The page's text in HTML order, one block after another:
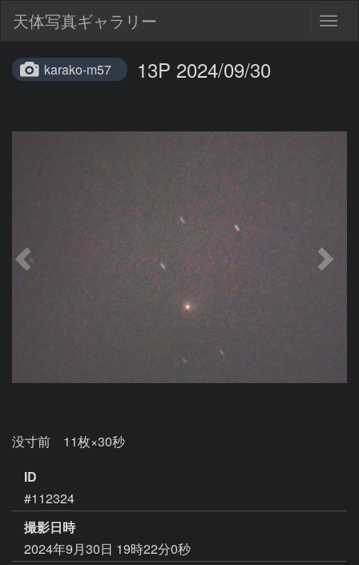
天体写真ギャラリー
karako-m57 13P 2024/09/30
没寸前　11枚×30秒
ID
#112324
撮影日時
2024年9月30日 19時22分0秒